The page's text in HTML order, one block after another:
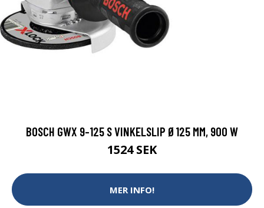
BOSCH GWX 9-125 S VINKELSLIP Ø125 MM, 900 W
1524 SEK
MER INFO!